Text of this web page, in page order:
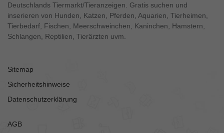
Deutschlands Tiermarkt/Tieranzeigen. Gratis suchen und
inserieren von Hunden, Katzen, Pferden, Aquarien, Tierheimen,
Tierbedarf, Fischen, Meerschweinchen, Kaninchen, Hamstern,
Schlangen, Reptilien, Tierärzten uvm.
Sitemap
Sicherheitshinweise
Datenschutzerklärung
AGB